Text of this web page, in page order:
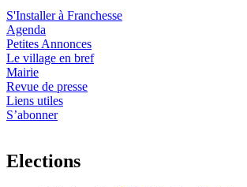
S'Installer à Franchesse
Agenda
Petites Annonces
Le village en bref
Mairie
Revue de presse
Liens utiles
S’abonner
Elections